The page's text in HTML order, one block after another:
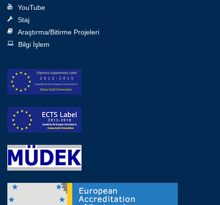
YouTube
Staj
Araştırma/Bitirme Projeleri
Bilgi İşlem